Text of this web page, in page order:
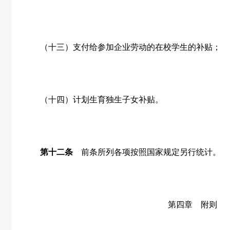
（十三）支付给参加企业劳动的在校学生的补贴；
（十四）计划生育独生子女补贴。
第十二条 前条所列各项按照国家规定另行统计。
第四章 附则